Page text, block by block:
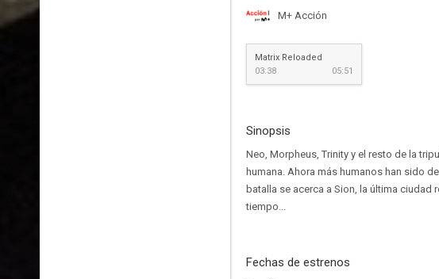
M+ Acción
Matrix Reloaded
03:38
05:51
Sinopsis
Neo, Morpheus, Trinity y el resto de la
humana. Ahora más humanos han sido
batalla se acerca a Sion, la última ciudad
tiempo...
Fechas de estrenos